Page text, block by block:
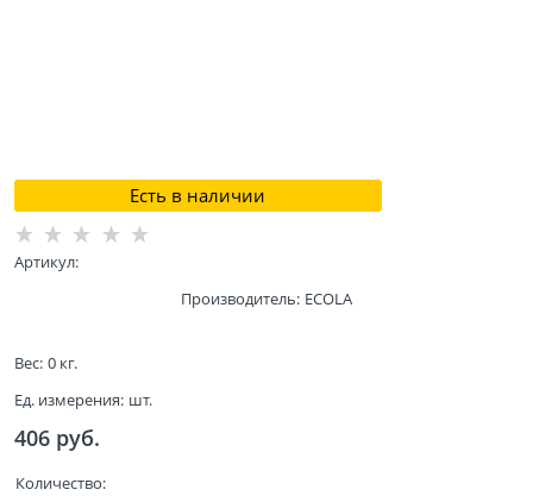
Есть в наличии
Артикул:
Производитель: ECOLA
Вес: 0 кг.
Ед. измерения: шт.
406 руб.
Количество: